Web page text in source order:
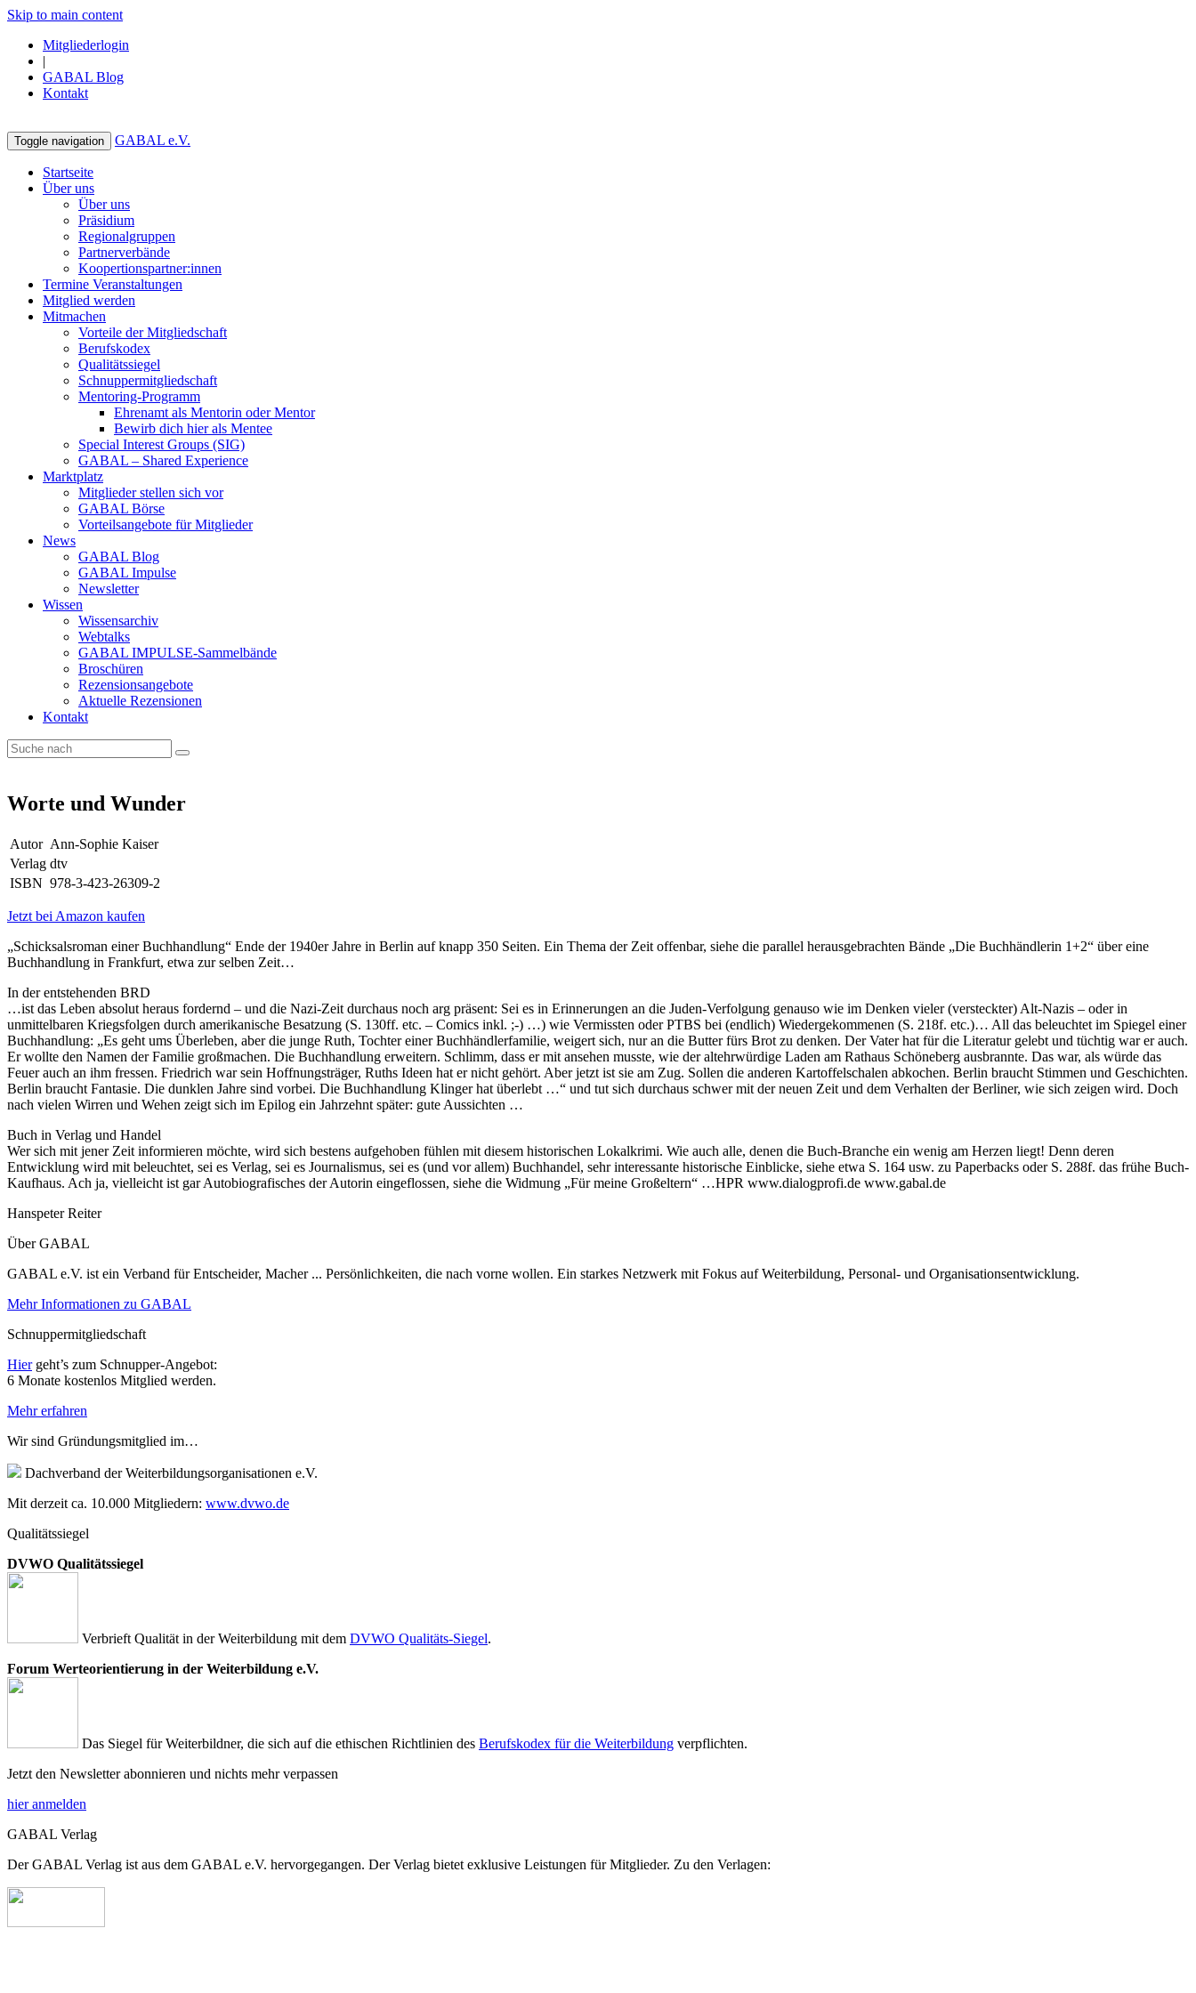
Skip to main content
Mitgliederlogin
|
GABAL Blog
Kontakt
Toggle navigation GABAL e.V.
Startseite
Über uns
Über uns
Präsidium
Regionalgruppen
Partnerverbände
Koopertionspartner:innen
Termine Veranstaltungen
Mitglied werden
Mitmachen
Vorteile der Mitgliedschaft
Berufskodex
Qualitätssiegel
Schnuppermitgliedschaft
Mentoring-Programm
Ehrenamt als Mentorin oder Mentor
Bewirb dich hier als Mentee
Special Interest Groups (SIG)
GABAL – Shared Experience
Marktplatz
Mitglieder stellen sich vor
GABAL Börse
Vorteilsangebote für Mitglieder
News
GABAL Blog
GABAL Impulse
Newsletter
Wissen
Wissensarchiv
Webtalks
GABAL IMPULSE-Sammelbände
Broschüren
Rezensionsangebote
Aktuelle Rezensionen
Kontakt
Worte und Wunder
Autor Ann-Sophie Kaiser
Verlag dtv
ISBN 978-3-423-26309-2
Jetzt bei Amazon kaufen
„Schicksalsroman einer Buchhandlung“ Ende der 1940er Jahre in Berlin auf knapp 350 Seiten. Ein Thema der Zeit offenbar, siehe die parallel herausgebrachten Bände „Die Buchhändlerin 1+2“ über eine
Buchhandlung in Frankfurt, etwa zur selben Zeit…
In der entstehenden BRD
…ist das Leben absolut heraus fordernd – und die Nazi-Zeit durchaus noch arg präsent: Sei es in Erinnerungen an die Juden-Verfolgung genauso wie im Denken vieler (versteckter) Alt-Nazis – oder in
unmittelbaren Kriegsfolgen durch amerikanische Besatzung (S. 130ff. etc. – Comics inkl. ;-) …) wie Vermissten oder PTBS bei (endlich) Wiedergekommenen (S. 218f. etc.)… All das beleuchtet im Spiegel einer
Buchhandlung: „Es geht ums Überleben, aber die junge Ruth, Tochter einer Buchhändlerfamilie, weigert sich, nur an die Butter fürs Brot zu denken. Der Vater hat für die Literatur gelebt und tüchtig war er auch.
Er wollte den Namen der Familie großmachen. Die Buchhandlung erweitern. Schlimm, dass er mit ansehen musste, wie der altehrwürdige Laden am Rathaus Schöneberg ausbrannte. Das war, als würde das
Feuer auch an ihm fressen. Friedrich war sein Hoffnungsträger, Ruths Ideen hat er nicht gehört. Aber jetzt ist sie am Zug. Sollen die anderen Kartoffelschalen abkochen. Berlin braucht Stimmen und Geschichten.
Berlin braucht Fantasie. Die dunklen Jahre sind vorbei. Die Buchhandlung Klinger hat überlebt …“ und tut sich durchaus schwer mit der neuen Zeit und dem Verhalten der Berliner, wie sich zeigen wird. Doch
nach vielen Wirren und Wehen zeigt sich im Epilog ein Jahrzehnt später: gute Aussichten …
Buch in Verlag und Handel
Wer sich mit jener Zeit informieren möchte, wird sich bestens aufgehoben fühlen mit diesem historischen Lokalkrimi. Wie auch alle, denen die Buch-Branche ein wenig am Herzen liegt! Denn deren
Entwicklung wird mit beleuchtet, sei es Verlag, sei es Journalismus, sei es (und vor allem) Buchhandel, sehr interessante historische Einblicke, siehe etwa S. 164 usw. zu Paperbacks oder S. 288f. das frühe Buch-
Kaufhaus. Ach ja, vielleicht ist gar Autobiografisches der Autorin eingeflossen, siehe die Widmung „Für meine Großeltern“ …HPR www.dialogprofi.de www.gabal.de
Hanspeter Reiter
Über GABAL
GABAL e.V. ist ein Verband für Entscheider, Macher ... Persönlichkeiten, die nach vorne wollen. Ein starkes Netzwerk mit Fokus auf Weiterbildung, Personal- und Organisationsentwicklung.
Mehr Informationen zu GABAL
Schnuppermitgliedschaft
Hiergeht’s zum Schnupper-Angebot:
6 Monate kostenlos Mitglied werden.
Mehr erfahren
Wir sind Gründungsmitglied im…
Dachverband der Weiterbildungsorganisationen e.V.
Mit derzeit ca. 10.000 Mitgliedern: www.dvwo.de
Qualitätssiegel
DVWO Qualitätssiegel
Verbrieft Qualität in der Weiterbildung mit dem DVWO Qualitäts-Siegel.
Forum Werteorientierung in der Weiterbildung e.V.
Das Siegel für Weiterbildner, die sich auf die ethischen Richtlinien des Berufskodex für die Weiterbildung verpflichten.
Jetzt den Newsletter abonnieren und nichts mehr verpassen
hier anmelden
GABAL Verlag
Der GABAL Verlag ist aus dem GABAL e.V. hervorgegangen. Der Verlag bietet exklusive Leistungen für Mitglieder. Zu den Verlagen: